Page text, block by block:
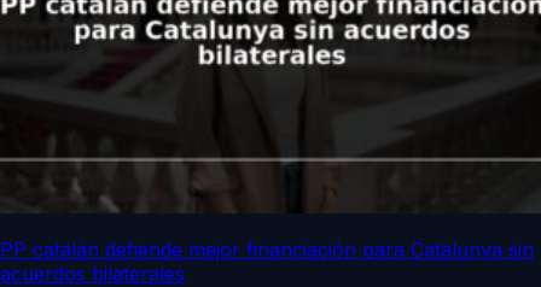
PP catalán defiende mejor financiación para Catalunya sin
acuerdos bilaterales